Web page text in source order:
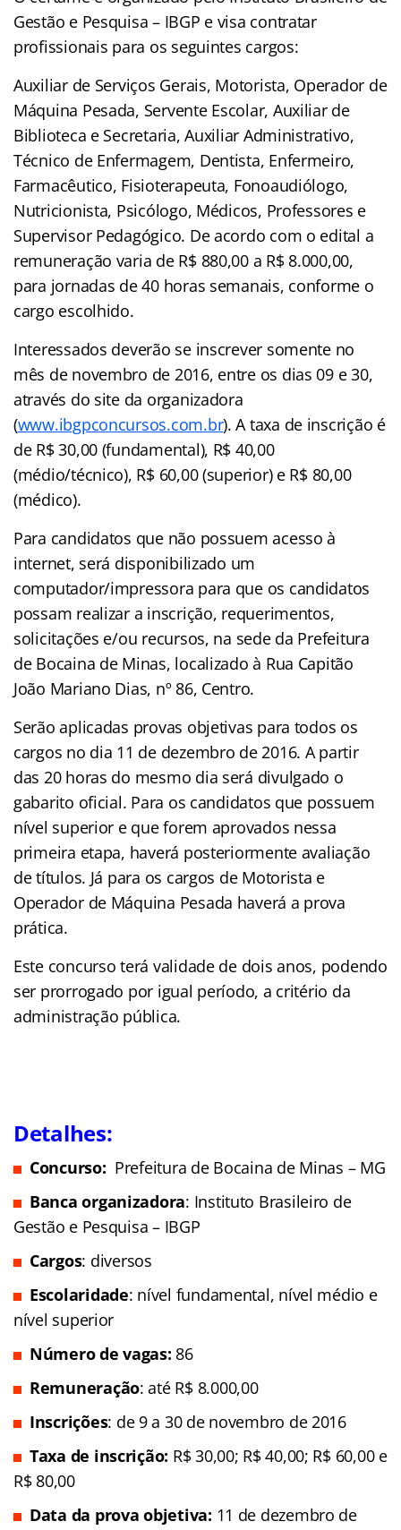
Gestão e Pesquisa – IBGP e visa contratar
profissionais para os seguintes cargos:
Auxiliar de Serviços Gerais, Motorista, Operador de
Máquina Pesada, Servente Escolar, Auxiliar de
Biblioteca e Secretaria, Auxiliar Administrativo,
Técnico de Enfermagem, Dentista, Enfermeiro,
Farmacêutico, Fisioterapeuta, Fonoaudiólogo,
Nutricionista, Psicólogo, Médicos, Professores e
Supervisor Pedagógico. De acordo com o edital a
remuneração varia de R$ 880,00 a R$ 8.000,00,
para jornadas de 40 horas semanais, conforme o
cargo escolhido.
Interessados deverão se inscrever somente no
mês de novembro de 2016, entre os dias 09 e 30,
através do site da organizadora
(www.ibgpconcursos.com.br). A taxa de inscrição é
de R$ 30,00 (fundamental), R$ 40,00
(médio/técnico), R$ 60,00 (superior) e R$ 80,00
(médico).
Para candidatos que não possuem acesso à
internet, será disponibilizado um
computador/impressora para que os candidatos
possam realizar a inscrição, requerimentos,
solicitações e/ou recursos, na sede da Prefeitura
de Bocaina de Minas, localizado à Rua Capitão
João Mariano Dias, nº 86, Centro.
Serão aplicadas provas objetivas para todos os
cargos no dia 11 de dezembro de 2016. A partir
das 20 horas do mesmo dia será divulgado o
gabarito oficial. Para os candidatos que possuem
nível superior e que forem aprovados nessa
primeira etapa, haverá posteriormente avaliação
de títulos. Já para os cargos de Motorista e
Operador de Máquina Pesada haverá a prova
prática.
Este concurso terá validade de dois anos, podendo
ser prorrogado por igual período, a critério da
administração pública.
Detalhes:
Concurso: Prefeitura de Bocaina de Minas – MG
Banca organizadora: Instituto Brasileiro de
Gestão e Pesquisa – IBGP
Cargos: diversos
Escolaridade: nível fundamental, nível médio e
nível superior
Número de vagas: 86
Remuneração: até R$ 8.000,00
Inscrições: de 9 a 30 de novembro de 2016
Taxa de inscrição: R$ 30,00; R$ 40,00; R$ 60,00 e
R$ 80,00
Data da prova objetiva: 11 de dezembro de